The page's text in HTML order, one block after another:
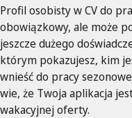
Profil osobisty w CV do
obowiązkowy, ale może
jeszcze dużego
którym pokazujesz, kim
wnieść do pracy
wie, że Twoja aplikacja
wakacyjnej oferty.